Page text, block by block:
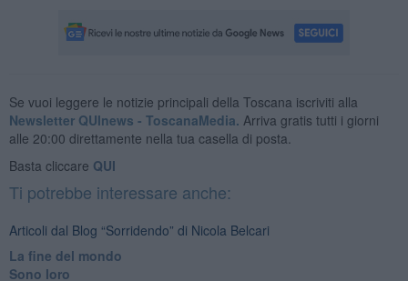
Se vuoi leggere le notizie principali della Toscana iscriviti alla
Newsletter QUInews - ToscanaMedia. Arriva gratis tutti i giorni
alle 20:00 direttamente nella tua casella di posta.
Basta cliccare QUI
Ti potrebbe interessare anche:
Articoli dal Blog “Sorridendo” di Nicola Belcari
La fine del mondo
Sono loro